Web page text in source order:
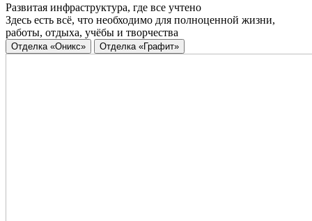
Развитая инфраструктура, где все учтено
Здесь есть всё, что необходимо для полноценной жизни,
работы, отдыха, учёбы и творчества
Отделка «Оникс» Отделка «Графит»